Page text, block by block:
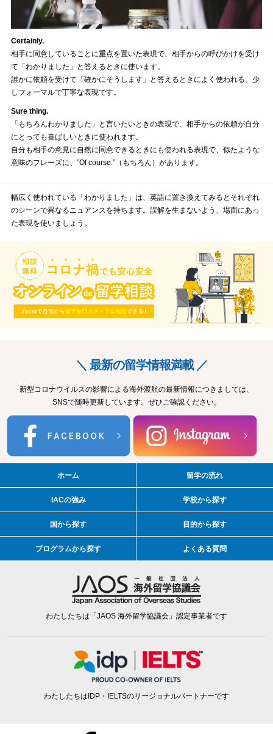
Certainly.
相手に同意していることに重点を置いた表現で、相手からの呼びかけを受け
て「わかりました」と答えるときに使います。
誰かに依頼を受けて「確かにそうします」と答えるときによく使われる、少
しフォーマルで丁寧な表現です。
Sure thing.
「もちろんわかりました」と言いたいときの表現で、相手からの依頼が自分
にとっても喜ばしいときに使われます。
自分も相手の意見に自然に同意できるときにも使われる表現で、似たような
意味のフレーズに、”Of course.”（もちろん）があります。
幅広く使われている「わかりました」は、英語に置き換えてみるとそれぞれ
のシーンで異なるニュアンスを持ちます。誤解を生まないよう、場面にあっ
た表現を使いましょう。
＼ 最新の留学情報満載 ／
新型コロナウイルスの影響による海外渡航の最新情報につきましては、
SNSで随時更新しています。ぜひご確認ください。
ホーム 留学の流れ
IACの強み 学校から探す
国から探す 目的から探す
プログラムから探す よくある質問
わたしたちは「JAOS 海外留学協議会」認定事業者です
わたしたちはIDP・IELTSのリージョナルパートナーです